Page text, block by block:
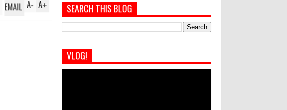
A+
A-
EMAIL SEARCH THIS BLOG
VLOG!